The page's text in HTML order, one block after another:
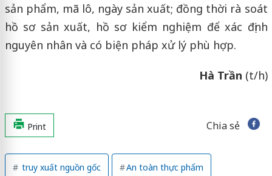
sản phẩm, mã lô, ngày sản xuất; đồng thời rà soát
hồ sơ sản xuất, hồ sơ kiểm nghiệm để xác định
nguyên nhân và có biện pháp xử lý phù hợp.
Hà Trần (t/h)
Print Chia sẻ
truy xuất nguồn gốc An toàn thực phẩm